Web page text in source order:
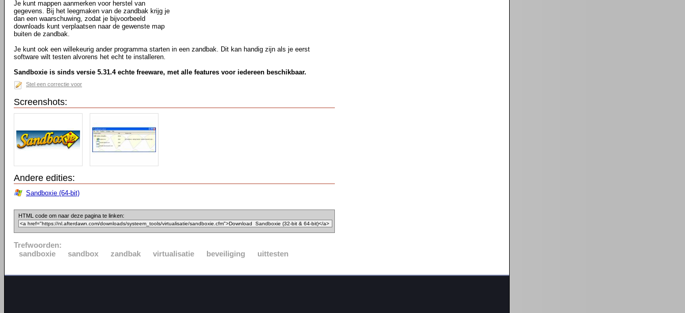
Je kunt mappen aanmerken voor herstel van
gegevens. Bij het leegmaken van de zandbak krijg je
dan een waarschuwing, zodat je bijvoorbeeld
downloads kunt verplaatsen naar de gewenste map
buiten de zandbak.
Je kunt ook een willekeurig ander programma starten in een zandbak. Dit kan handig zijn als je eerst
software wilt testen alvorens het echt te installeren.
Sandboxie is sinds versie 5.31.4 echte freeware, met alle features voor iedereen beschikbaar.
Stel een correctie voor
Screenshots:
Andere edities:
Sandboxie (64-bit)
HTML code om naar deze pagina te linken:
Trefwoorden:
sandboxie
sandbox zandbak virtualisatie beveiliging uittesten